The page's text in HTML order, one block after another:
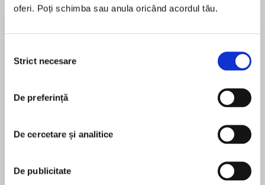
oferi. Poți schimba sau anula oricând acordul tău.
consimțământului
Strict necesare
De preferință
De cercetare și analitice
De publicitate
Revisit all of your Kowalski favorites while falling
Shannon Stacey
decade's worth of less-than-happy matrimony
behind her, she wants peace—movies, books
and, best of all, a new job at the Northern Star
Lodge in Whitford, Maine. Spending the
rediscover what makes her happy, and a
În acest moment nu există recenzii